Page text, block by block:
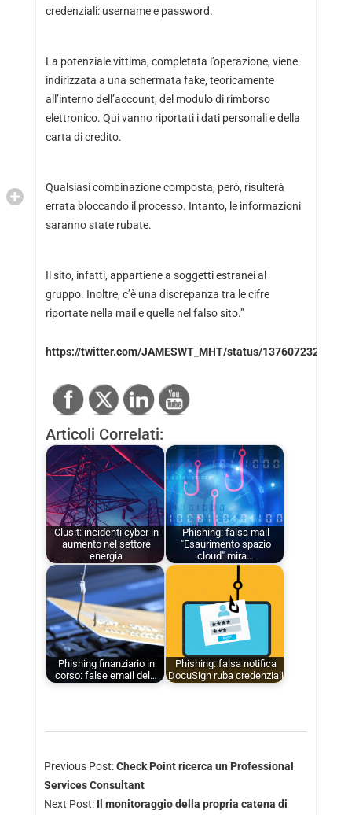
credenziali: username e password.
La potenziale vittima, completata l’operazione, viene
indirizzata a una schermata fake, teoricamente
all’interno dell’account, del modulo di rimborso
elettronico. Qui vanno riportati i dati personali e della
carta di credito.
Qualsiasi combinazione composta, però, risulterà
errata bloccando il processo. Intanto, le informazioni
saranno state rubate.
Il sito, infatti, appartiene a soggetti estranei al
gruppo. Inoltre, c’è una discrepanza tra le cifre
riportate nella mail e quelle nel falso sito.”
https://twitter.com/JAMESWT_MHT/status/
Articoli Correlati:
Clusit: incidenti cyber in
aumento nel settore
energia
Phishing: falsa mail
"Esaurimento spazio
cloud" mira…
Phishing finanziario in
corso: false email del…
Phishing: falsa notifica
DocuSign ruba credenziali
Previous Post:Check Point ricerca un Professional
Services Consultant
Next Post: Il monitoraggio della propria catena di